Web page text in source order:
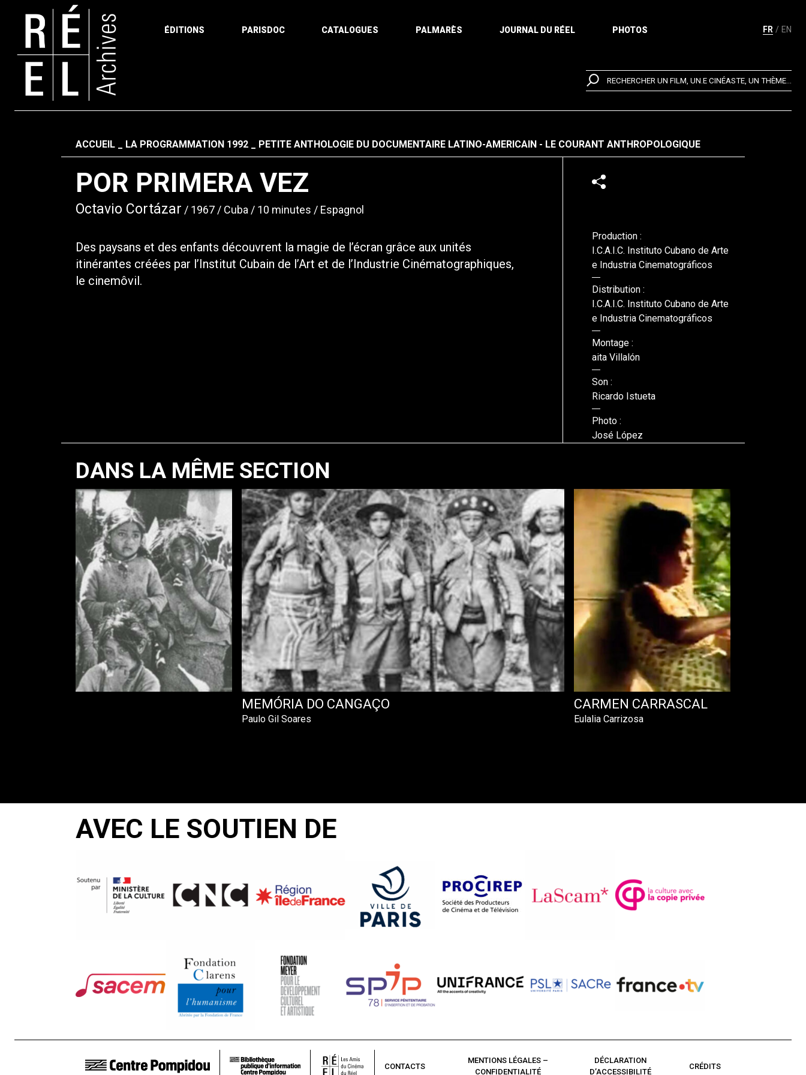
FR EN
ÉDITIONS PARISDOC CATALOGUES PALMARÈS JOURNAL DU RÉEL PHOTOS
RECHERCHER UN FILM, UN.E CINÉASTE, UN THÈME...
Fil d'ariane
ACCUEIL LA PROGRAMMATION 1992 PETITE ANTHOLOGIE DU DOCUMENTAIRE LATINO-AMERICAIN - LE COURANT ANTHROPOLOGIQUE
POR PRIMERA VEZ
Octavio Cortázar 1967 Cuba 10 minutes Espagnol
Des paysans et des enfants découvrent la magie de l’écran grâce aux unités
itinérantes créées par l’Institut Cubain de l’Art et de l’Industrie Cinématographiques,
le cinemôvil.
Production :
I.C.A.I.C. Instituto Cubano de Arte
e Industria Cinematográficos
Distribution :
I.C.A.I.C. Instituto Cubano de Arte
e Industria Cinematográficos
Montage :
aita Villalón
Son :
Ricardo Istueta
Photo :
José López
DANS LA MÊME SECTION
MEMÓRIA DO CANGAÇO
Paulo Gil Soares
CARMEN CARRASCAL
Eulalia Carrizosa
AVEC LE SOUTIEN DE
LIENS DE BAS DE PAGE CONTACTS
MENTIONS LÉGALES –
CONFIDENTIALITÉ
DÉCLARATION
D’ACCESSIBILITÉ
CRÉDITS